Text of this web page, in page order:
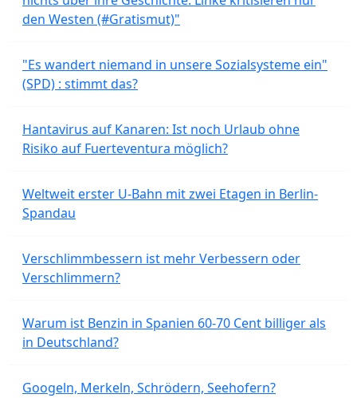
den Westen (#Gratismut)"
"Es wandert niemand in unsere Sozialsysteme ein"
(SPD) : stimmt das?
Hantavirus auf Kanaren: Ist noch Urlaub ohne
Risiko auf Fuerteventura möglich?
Weltweit erster U-Bahn mit zwei Etagen in Berlin-
Spandau
Verschlimmbessern ist mehr Verbessern oder
Verschlimmern?
Warum ist Benzin in Spanien 60-70 Cent billiger als
in Deutschland?
Googeln, Merkeln, Schrödern, Seehofern?